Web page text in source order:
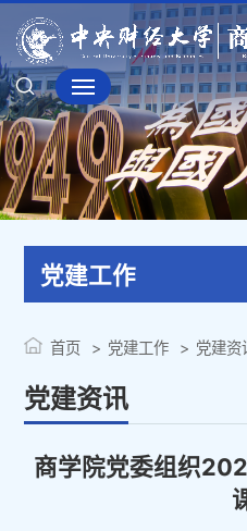
党建工作
党建资讯
首页 党建工作 党建资
商学院党委组织